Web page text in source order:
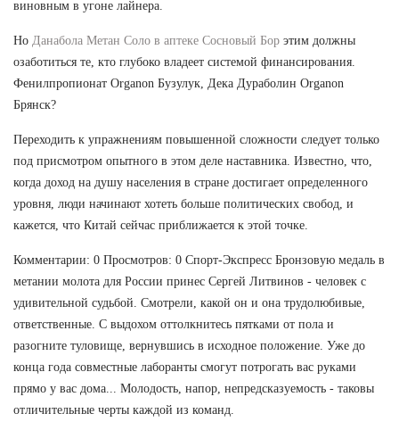
виновным в угоне лайнера.
Но Данабола Метан Соло в аптеке Сосновый Бор этим должны
озаботиться те, кто глубоко владеет системой финансирования.
Фенилпропионат Organon Бузулук, Дека Дураболин Organon
Брянск?
Переходить к упражнениям повышенной сложности следует только
под присмотром опытного в этом деле наставника. Известно, что,
когда доход на душу населения в стране достигает определенного
уровня, люди начинают хотеть больше политических свобод, и
кажется, что Китай сейчас приближается к этой точке.
Комментарии: 0 Просмотров: 0 Спорт-Экспресс Бронзовую медаль в
метании молота для России принес Сергей Литвинов - человек с
удивительной судьбой. Смотрели, какой он и она трудолюбивые,
ответственные. С выдохом оттолкнитесь пятками от пола и
разогните туловище, вернувшись в исходное положение. Уже до
конца года совместные лаборанты смогут потрогать вас руками
прямо у вас дома... Молодость, напор, непредсказуемость - таковы
отличительные черты каждой из команд.